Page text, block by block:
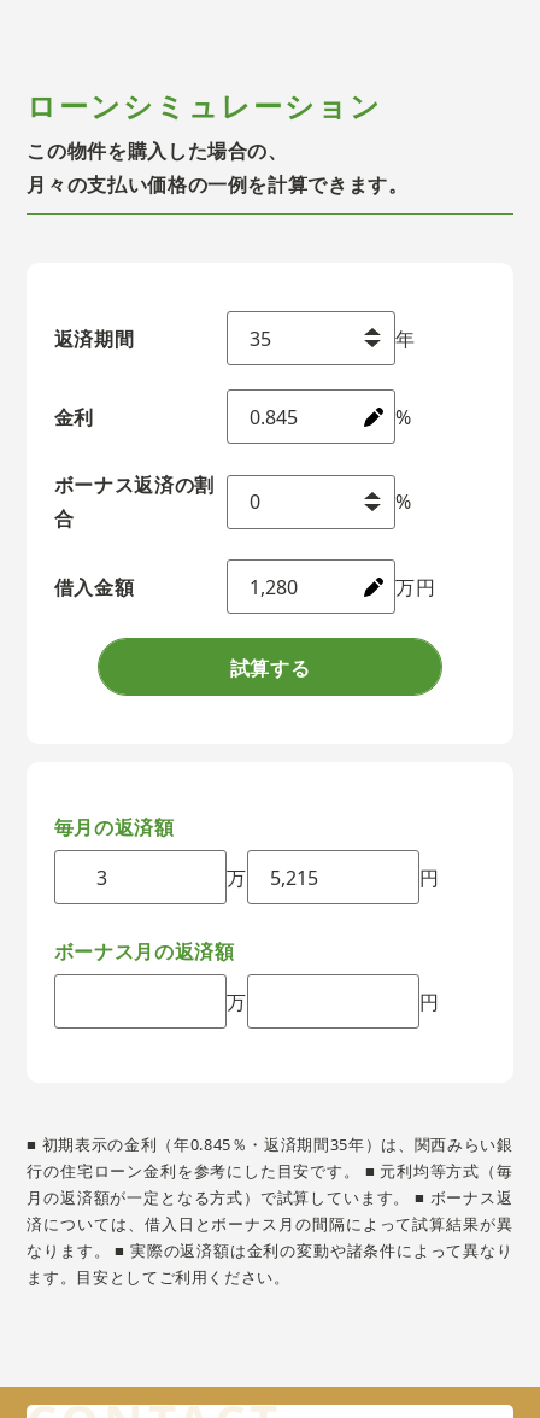
ローンシミュレーション
この物件を購入した場合の、
月々の支払い価格の一例を計算できます。
返済期間 年
金利 %
ボーナス返済の割
合
%
借入金額 万円
試算する
毎月の返済額
万
円
ボーナス月の返済額
万
円
■ 初期表示の金利（年0.845％・返済期間35年）は、関西みらい銀
行の住宅ローン金利を参考にした目安です。 ■ 元利均等方式（毎
月の返済額が一定となる方式）で試算しています。 ■ ボーナス返
済については、借入日とボーナス月の間隔によって試算結果が異
なります。 ■ 実際の返済額は金利の変動や諸条件によって異なり
ます。目安としてご利用ください。